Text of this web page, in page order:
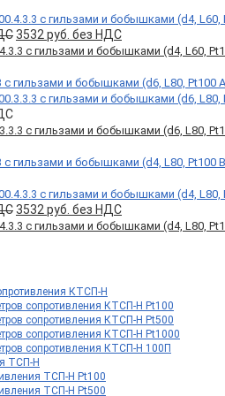
Первоначальная
цена
без
НДС.
3532руб. без НДСТекущая
цена:
3532 руб.
НДС.
c гильзами и бобышками (d4, L60,
с гильзами и бобышками (d6, L80,
Первоначальная
цена
3532руб. без НДСТекущая
цена:
3532 руб.
с гильзами и бобышками (d4, L80,
КТСП-Н
сопротивления КТСП-Н Pt100
сопротивления КТСП-Н Pt500
сопротивления КТСП-Н Pt1000
сопротивления КТСП-Н 100П
ТСП-Н
ТСП-Н Pt100
ТСП-Н Pt500